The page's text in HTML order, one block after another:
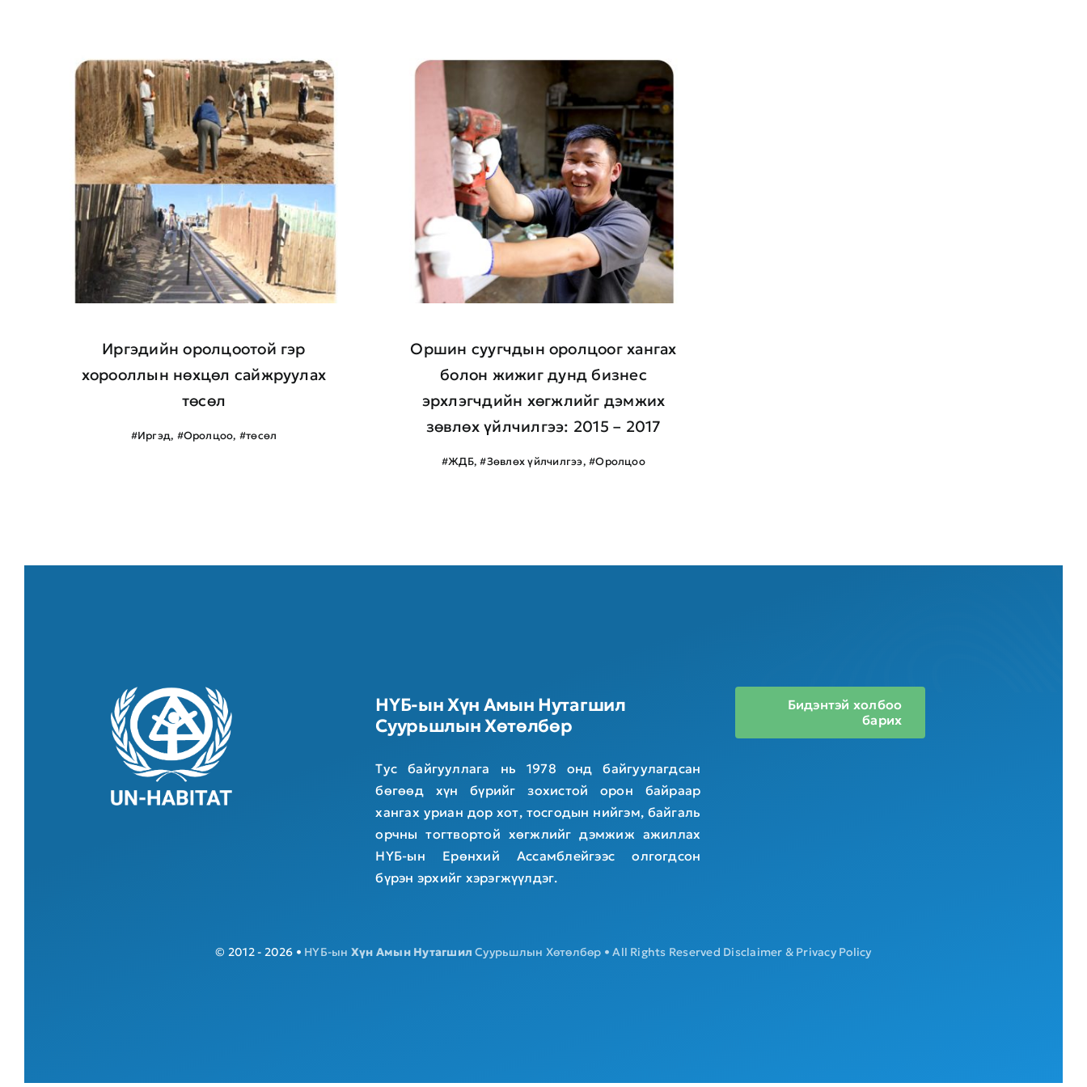
Иргэдийн оролцоотой гэр
хорооллын нөхцөл сайжруулах
төсөл
#Иргэд, #Оролцоо, #төсөл
Оршин суугчдын оролцоог хангах
болон жижиг дунд бизнес
эрхлэгчдийн хөгжлийг дэмжих
зөвлөх үйлчилгээ: 2015 – 2017
#ЖДБ,#Зөвлөх үйлчилгээ,#Оролцоо
НҮБ-ын Хүн Амын Нутагшил
Суурьшлын Хөтөлбөр
Тус байгууллага нь 1978 онд байгуулагдсан
бөгөөд хүн бүрийг зохистой орон байраар
хангах уриан дор хот, тосгодын нийгэм, байгаль
орчны тогтвортой хөгжлийг дэмжиж ажиллах
НҮБ-ын Ерөнхий Ассамблейгээс олгогдсон
бүрэн эрхийг хэрэгжүүлдэг.
Бидэнтэй холбоо
барих
© 2012 - 2026 • НҮБ-ын Хүн Амын Нутагшил Суурьшлын Хөтөлбөр • All Rights Reserved Disclaimer & Privacy Policy